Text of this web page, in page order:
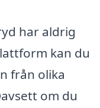
har aldrig
kan du
från olika
om du